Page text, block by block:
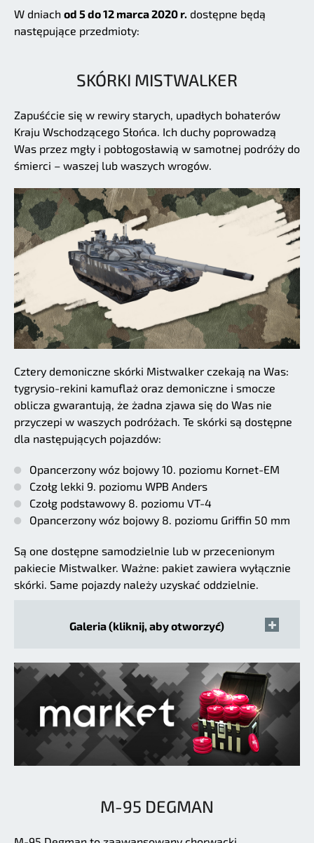
W dniach od 5 do 12 marca 2020 r. dostępne będą
następujące przedmioty:
SKÓRKI MISTWALKER
Zapuśćcie się w rewiry starych, upadłych bohaterów
Kraju Wschodzącego Słońca. Ich duchy poprowadzą
Was przez mgły i pobłogosławią w samotnej podróży do
śmierci – waszej lub waszych wrogów.
Cztery demoniczne skórki Mistwalker czekają na Was:
tygrysio-rekini kamuflaż oraz demoniczne i smocze
oblicza gwarantują, że żadna zjawa się do Was nie
przyczepi w waszych podróżach. Te skórki są dostępne
dla następujących pojazdów:
Opancerzony wóz bojowy 10. poziomu Kornet-EM
Czołg lekki 9. poziomu WPB Anders
Czołg podstawowy 8. poziomu VT-4
Opancerzony wóz bojowy 8. poziomu Griffin 50 mm
Są one dostępne samodzielnie lub w przecenionym
pakiecie Mistwalker. Ważne: pakiet zawiera wyłącznie
skórki. Same pojazdy należy uzyskać oddzielnie.
Galeria (kliknij, aby otworzyć)
M-95 DEGMAN